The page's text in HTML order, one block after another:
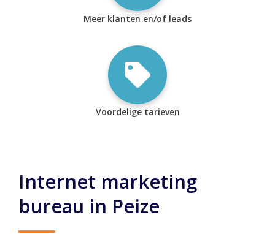
Meer klanten en/of leads
Voordelige tarieven
Internet marketing
bureau in Peize